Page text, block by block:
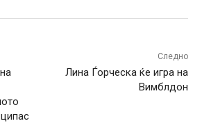
Следно
Лина Ѓорческа ќе игра на
Вимблдон